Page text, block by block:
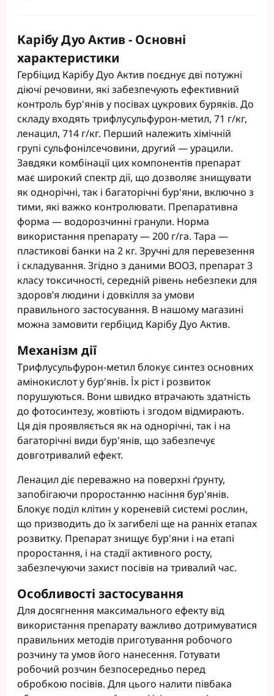
Карібу Дуо Актив - Основні
характеристики
Гербіцид Карібу Дуо Актив поєднує дві потужні
діючі речовини, які забезпечують ефективний
контроль бур'янів у посівах цукрових буряків. До
складу входять трифлусульфурон-метил, 71 г/кг,
ленацил, 714 г/кг. Перший належить хімічній
групі сульфонілсечовини, другий ― урацили.
Завдяки комбінації цих компонентів препарат
має широкий спектр дії, що дозволяє знищувати
як однорічні, так і багаторічні бур'яни, включно з
тими, які важко контролювати. Препаративна
форма ― водорозчинні гранули. Норма
використання препарату ― 200 г/га. Тара ―
пластикові банки на 2 кг. Зручні для перевезення
і складування. Згідно з даними ВООЗ, препарат 3
класу токсичності, середній рівень небезпеки для
здоров’я людини і довкілля за умови
правильного застосування. В нашому магазині
можна замовити гербіцид Карібу Дуо Актив.
Механізм дії
Трифлусульфурон-метил блокує синтез основних
амінокислот у бур'янів. Їх ріст і розвиток
порушуються. Вони швидко втрачають здатність
до фотосинтезу, жовтіють і згодом відмирають.
Ця дія проявляється як на однорічні, так і на
багаторічні види бур'янів, що забезпечує
довготривалий ефект.
Ленацил діє переважно на поверхні ґрунту,
запобігаючи проростанню насіння бур'янів.
Блокує поділ клітин у кореневій системі рослин,
що призводить до їх загибелі ще на ранніх етапах
розвитку. Препарат знищує бур'яни і на етапі
проростання, і на стадії активного росту,
забезпечуючи захист посівів на тривалий час.
Особливості застосування
Для досягнення максимального ефекту від
використання препарату важливо дотримуватися
правильних методів приготування робочого
розчину та умов його нанесення. Готувати
робочий розчин безпосередньо перед
обробкою посівів. Для цього налити півбака